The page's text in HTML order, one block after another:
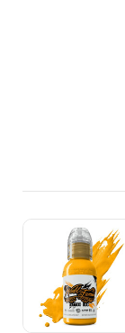
Количество